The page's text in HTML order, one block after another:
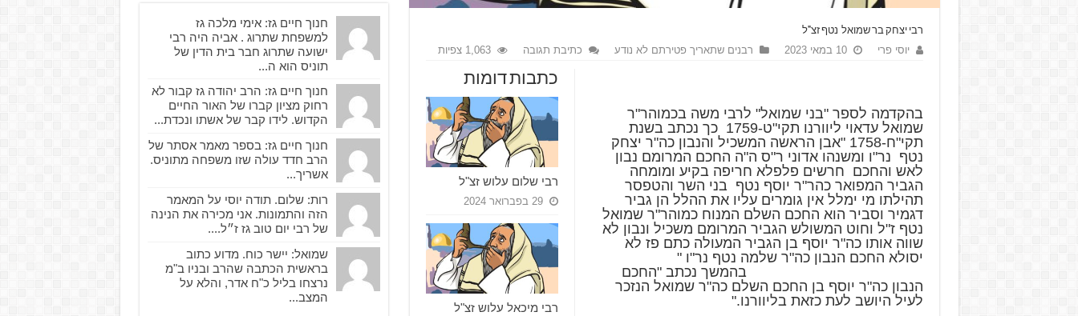
רבי יצחק בר שמואל נטף זצ"ל
יוסי פרי 10 במאי 2023 רבנים שתאריך פטירתם לא נודע כתיבת תגובה 1,063 צפיות
כתבות דומות
רבי שלום עלוש זצ"ל
29 בפברואר 2024
רבי מיכאל עלוש זצ"ל
בהקדמה לספר "בני שמואל" לרבי משה בכמוהר"ר
שמואל עדאוי ליוורנו תקי"ט-1759 כך נכתב בשנת
תקי"ח-1758 "אבן הראשה המשכיל והנבון כה"ר יצחק
נטף נר"ו ומשנהו אדוני ר"ס ה"ה החכם המרומם נבון
לאש והחכם חרשים פלפלא חריפה בקיע ומומחה
הגביר המפואר כהר"ר יוסף נטף בני השר והטפסר
תהילתו מי ימלל אין גומרים עליו את ההלל הן גביר
דגמיר וסביר הוא החכם השלם המנוח כמוהר"ר שמואל
נטף ז"ל וחוט המשולש הגביר המרומם משכיל ונבון לא
שווה אותו כה"ר יוסף בן הגביר המעולה כתם פז לא
יסולא החכם הנבון כה"ר שלמה נטף נר"ו "
בהמשך נכתב "החכם
הנבון כה"ר יוסף בן החכם השלם כה"ר שמואל הנזכר
לעיל היושב לעת כזאת בליוורנו."
חנוך חיים גז: אימי מלכה גז
למשפחת שתרוג . אביה היה רבי
ישועה שתרוג חבר בית הדין של
תוניס הוא ה...
חנוך חיים גז: הרב יהודה גז קבור לא
רחוק מציון קברו של האור החיים
הקדוש. לידו קבר של אשתו ונכדת...
חנוך חיים גז: בספר מאמר אסתר של
הרב חדד עולה שזו משפחה מתוניס.
אשריך...
רות: שלום. תודה יוסי על המאמר
הזה והתמונות. אני מכירה את הנינה
של רבי יום טוב גז ז״ל....
שמואל: יישר כוח. מדוע כתוב
בראשית הכתבה שהרב ובניו ב"מ
נרצחו בליל כ"ח אדר, והלא על
המצב...